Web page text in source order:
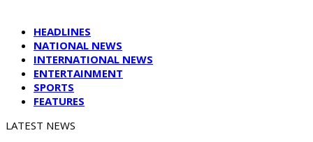
HEADLINES
NATIONAL NEWS
INTERNATIONAL NEWS
ENTERTAINMENT
SPORTS
FEATURES
LATEST NEWS